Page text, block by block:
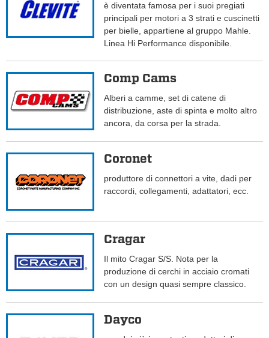
è diventata famosa per i suoi pregiati
principali per motori a 3 strati e cuscinetti
per bielle, appartiene al gruppo Mahle.
Linea Hi Performance disponibile.
Comp Cams
Alberi a camme, set di catene di
distribuzione, aste di spinta e molto altro
ancora, da corsa per la strada.
Coronet
produttore di connettori a vite, dadi per
raccordi, collegamenti, adattatori, ecc.
Cragar
Il mito Cragar S/S. Nota per la
produzione di cerchi in acciaio cromati
con un design quasi sempre classico.
Dayco